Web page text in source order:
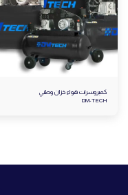
كمبروسرات هواء خزان وطني
DM-TECH